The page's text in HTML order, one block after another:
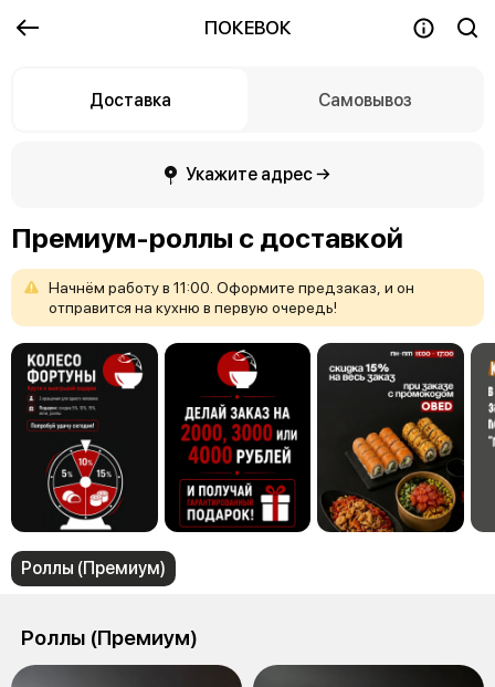
ПОКЕВОК
Доставка Самовывоз
Укажите адрес →
Премиум-роллы с доставкой
Начнём работув 11:00. Оформите предзаказ, и он
отправится на кухню в первую очередь!
Роллы (Премиум)
Роллы (Премиум)